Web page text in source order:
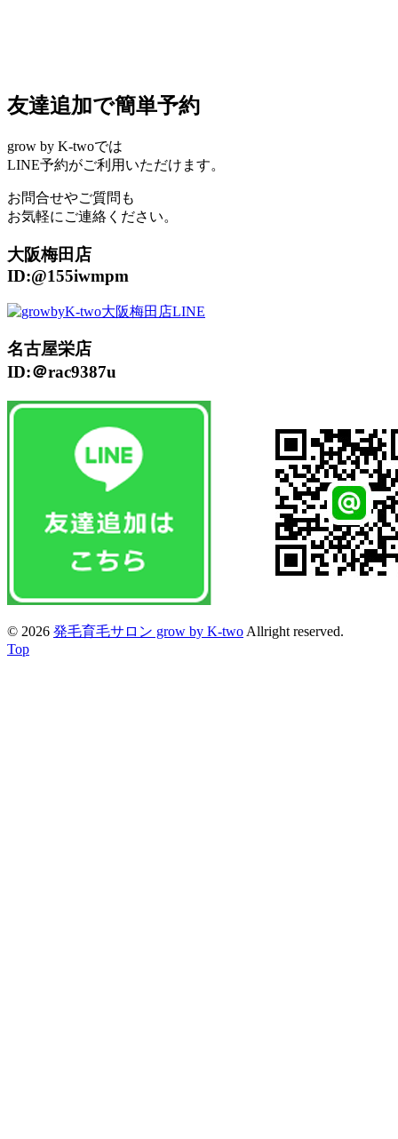
友達追加で簡単予約
grow by K-twoでは
LINE予約がご利用いただけます。
お問合せやご質問も
お気軽にご連絡ください。
大阪梅田店
ID:@155iwmpm
名古屋栄店
ID:＠rac9387u
© 2026 発毛育毛サロン grow by K-two Allright reserved.
Top